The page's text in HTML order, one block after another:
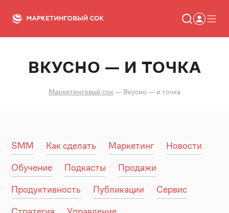
Статьи
Новости
Сервисы
Словарь
ВКУСНО — И ТОЧКА
Маркетинговый сок— Вкусно — и точка
SMM Как сделать Маркетинг
Новости
Обучение
Подкасты
Продажи
Продуктивность
Публикации
Сервис